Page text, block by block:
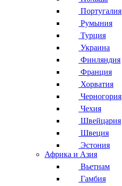
Португалия
Румыния
Турция
Украина
Финляндия
Франция
Хорватия
Черногория
Чехия
Швейцария
Швеция
Эстония
Африка и Азия
Вьетнам
Гамбия